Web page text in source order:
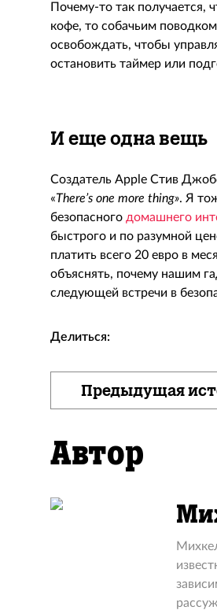
Почему-то так получается,
кофе, то собачьим
освобождать, чтобы
остановить таймер или
И еще одна вещь
Создатель Apple Стив
«There’s one more thing». Я
безопасного домашнего
быстрого и по разумной
платить всего 20 евро в
объяснять, почему нашим
следующей встречи в
Делиться:
Предыдущая
Автор